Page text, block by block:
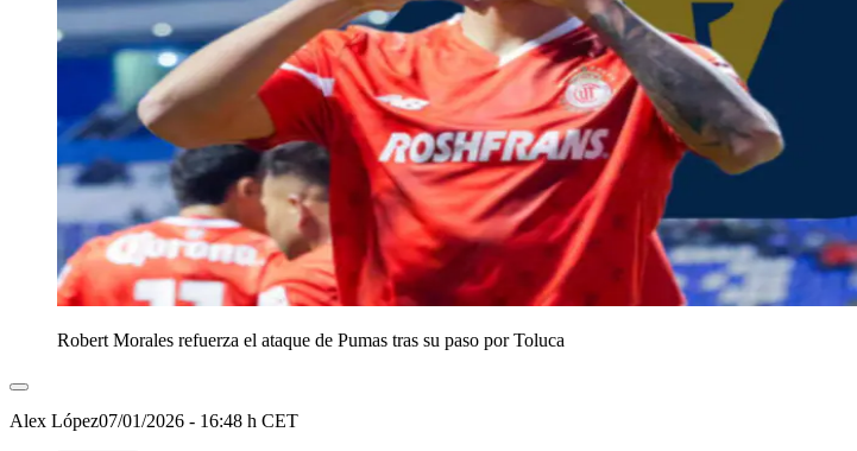
Robert Morales refuerza el ataque de Pumas tras su paso por Toluca
Alex López07/01/2026 - 16:48 h CET